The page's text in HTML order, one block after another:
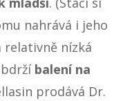
nahrává i jeho
nízká
balení na
prodává Dr.